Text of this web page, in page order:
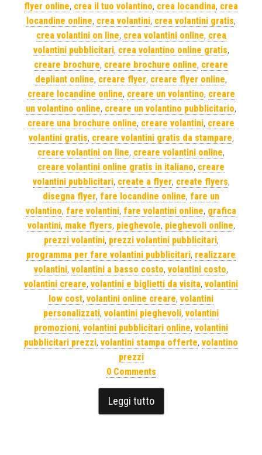
flyer online, crea il tuo volantino, crea locandina, crea
locandine online, crea volantini, crea volantini gratis,
crea volantini on line, crea volantini online, crea
volantini pubblicitari, crea volantino online gratis,
creare brochure, creare brochure online, creare
depliant online, creare flyer, creare flyer online,
creare locandine online, creare un volantino, creare
un volantino online, creare un volantino pubblicitario,
creare una brochure online, creare volantini, creare
volantini gratis, creare volantini gratis da stampare,
creare volantini on line, creare volantini online,
creare volantini online gratis in italiano, creare
volantini pubblicitari, create a flyer, create flyers,
disegna flyer, fare locandine online, fare un
volantino, fare volantini, fare volantini online, grafica
volantini, make flyers, pieghevole, pieghevoli online,
prezzi volantini, prezzi volantini pubblicitari,
programma per fare volantini pubblicitari, realizzare
volantini, volantini a basso costo, volantini costo,
volantini creare, volantini e biglietti da visita, volantini
low cost, volantini online creare, volantini
personalizzati, volantini pieghevoli, volantini
promozioni, volantini pubblicitari online, volantini
pubblicitari prezzi, volantini stampa offerte, volantino
prezzi
0 Comments
Leggi tutto